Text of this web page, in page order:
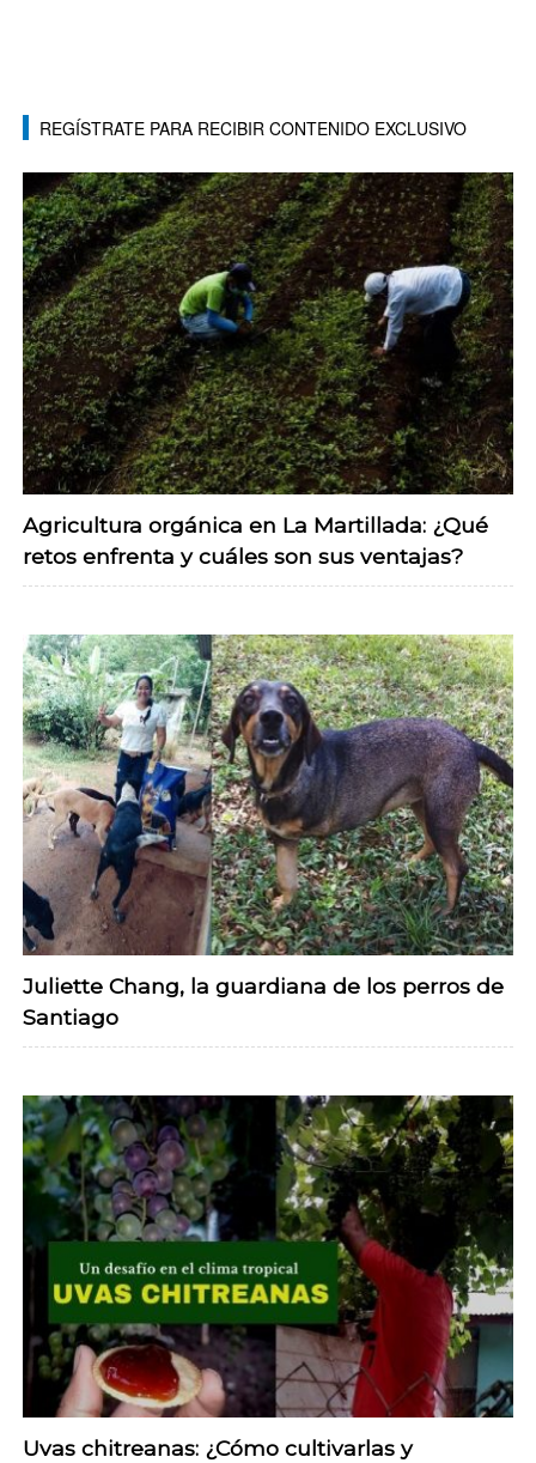
REGÍSTRATE PARA RECIBIR CONTENIDO EXCLUSIVO
Agricultura orgánica en La Martillada: ¿Qué
retos enfrenta y cuáles son sus ventajas?
Juliette Chang, la guardiana de los perros de
Santiago
Uvas chitreanas: ¿Cómo cultivarlas y